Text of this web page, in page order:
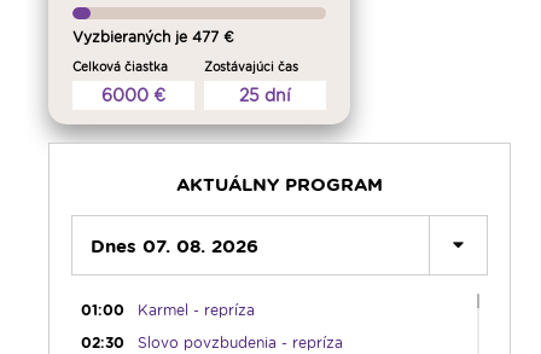
Vyzbieraných je 477 €
Celková čiastka
6000 €
Zostávajúci čas
25 dní
AKTUÁLNY PROGRAM
Dnes 07. 08. 2026
00:00
Predel do nového dňa
00:01
Vitaj doma, rodina! - repríza
01:00
Karmel - repríza
02:30
Slovo povzbudenia - repríza